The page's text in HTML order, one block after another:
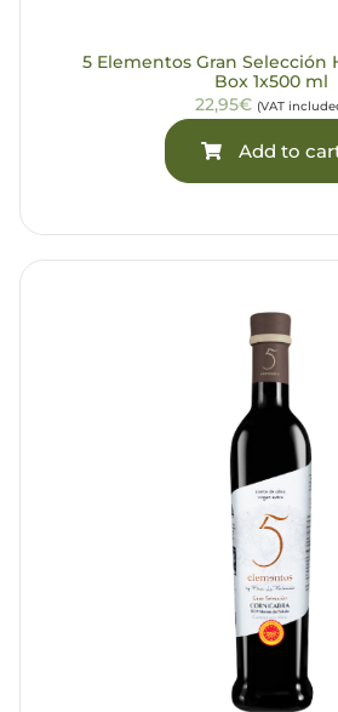
5 Elementos Gran Selección
Box 1x500 ml
22,95€ (VAT
Add to